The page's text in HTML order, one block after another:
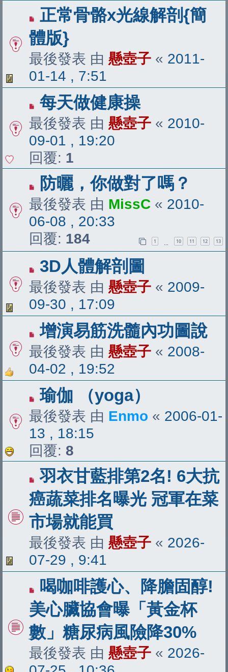
正常骨骼x光線解剖{簡
體版}
最後發表 由 懸壺子 « 2011-
01-14 , 7:51
每天做健康操
最後發表 由 懸壺子 « 2010-
09-01 , 19:20
回覆: 1
防曬，你做對了嗎？
最後發表 由 MissC « 2010-
06-08 , 20:33
回覆: 184 1 … 10 11 12 13
3D人體解剖圖
最後發表 由 懸壺子 « 2009-
09-30 , 17:09
增演易筋洗髓內功圖說
最後發表 由 懸壺子 « 2008-
04-02 , 19:52
瑜伽 （yoga）
最後發表 由 Enmo « 2006-01-
13 , 18:15
回覆: 8
羽衣甘藍排第2名! 6大抗
癌蔬菜排名曝光 冠軍在菜
市場就能買
最後發表 由 懸壺子 « 2026-
07-29 , 9:41
喝咖啡護心、降膽固醇!
美心臟協會曝「黃金杯
數」糖尿病風險降30%
最後發表 由 懸壺子 « 2026-